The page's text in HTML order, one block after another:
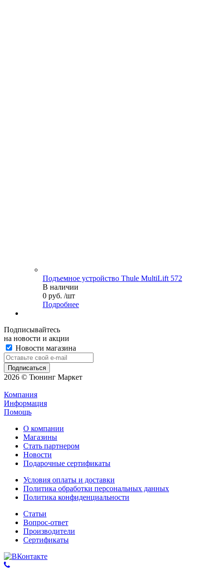
Подъемное устройство Thule MultiLift 572
В наличии
0 руб. /шт
Подробнее
Подписывайтесь
на новости и акции
Новости магазина
2026 © Тюнинг Маркет
Компания
Информация
Помощь
О компании
Магазины
Стать партнером
Новости
Подарочные сертификаты
Условия оплаты и доставки
Политика обработки персональных данных
Политика конфиденциальности
Статьи
Вопрос-ответ
Производители
Сертификаты